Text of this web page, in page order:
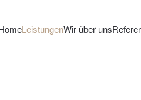
LeistungenWir über uns